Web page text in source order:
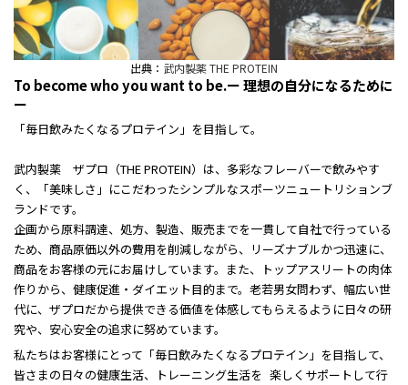
出典： 武内製薬 THE PROTEIN
To become who you want to be.ー 理想の自分になるために
ー
「毎日飲みたくなるプロテイン」を目指して。
武内製薬 ザプロ（THE PROTEIN）は、多彩なフレーバーで飲みやす
く、「美味しさ」にこだわったシンプルなスポーツニュートリションブ
ランドです。
企画から原料調達、処方、製造、販売までを一貫して自社で行っている
ため、商品原価以外の費用を削減しながら、リーズナブルかつ迅速に、
商品をお客様の元にお届けしています。また、トップアスリートの肉体
作りから、健康促進・ダイエット目的まで。老若男女問わず、幅広い世
代に、ザプロだから提供できる価値を体感してもらえるように日々の研
究や、安心安全の追求に努めています。
私たちはお客様にとって「毎日飲みたくなるプロテイン」を目指して、
皆さまの日々の健康生活、トレーニング生活を 楽しくサポートして行